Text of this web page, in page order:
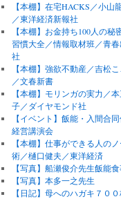
【本棚】在宅HACKS／小山
／東洋経済新報社
【本棚】お金持ち100人の秘
習慣大全／情報取材班／青春
社
【本棚】強欲不動産／吉松
／文春新書
【本棚】モリンガの実力／
子／ダイヤモンド社
【イベント】飯能・入間合
経営講演会
【本棚】仕事ができる人のノ
術／樋口健夫／東洋経済
【写真】船瀬俊介先生飯能
【写真】本多一之先生
【日記】母へのハガキ７０